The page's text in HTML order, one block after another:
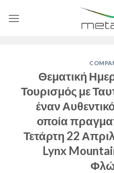
Θεματική
Τουρισμός με
έναν
οποία
Τετάρτη 22
Lynx